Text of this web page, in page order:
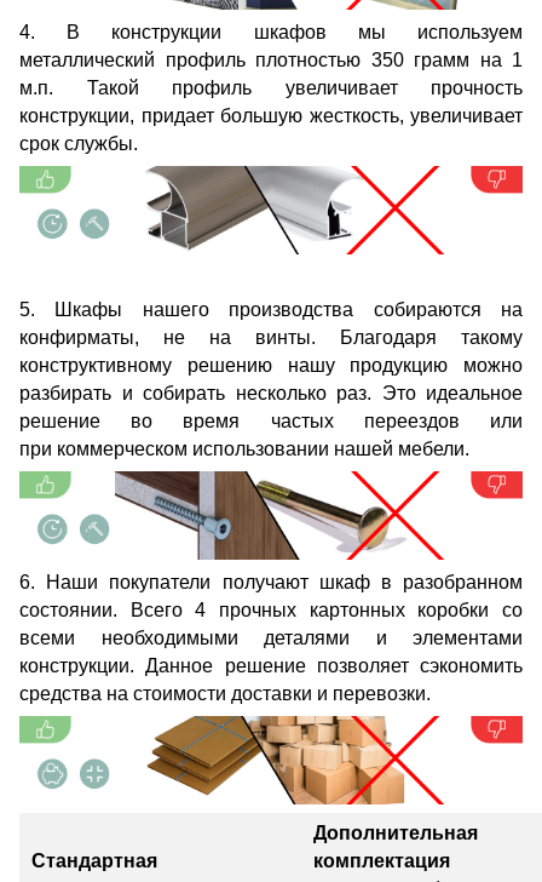
4. В конструкции шкафов мы используем
металлический профиль плотностью 350 грамм на 1
м.п. Такой профиль увеличивает прочность
конструкции, придает большую жесткость, увеличивает
срок службы.
5. Шкафы нашего производства собираются на
конфирматы, не на винты. Благодаря такому
конструктивному решению нашу продукцию можно
разбирать и собирать несколько раз. Это идеальное
решение во время частых переездов или
при коммерческом использовании нашей мебели.
6. Наши покупатели получают шкаф в разобранном
состоянии. Всего 4 прочных картонных коробки со
всеми необходимыми деталями и элементами
конструкции. Данное решение позволяет сэкономить
средства на стоимости доставки и перевозки.
Стандартная
Дополнительная
комплектация